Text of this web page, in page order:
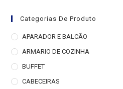
Categorias De Produto
APARADOR E BALCÃO
ARMARIO DE COZINHA
BUFFET
CABECEIRAS